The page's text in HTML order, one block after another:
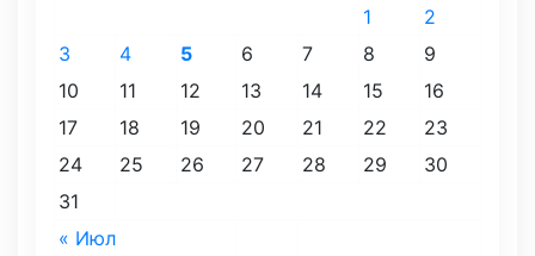
« Июл
1
2
3
4 5 6 7 8
9
10
11 12 13 14 15
16
17
18 19 20 21 22
23
24
25 26 27 28 29
30
31